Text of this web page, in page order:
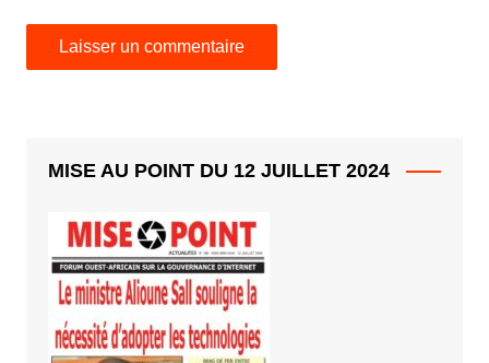
MISE AU POINT DU 12 JUILLET 2024